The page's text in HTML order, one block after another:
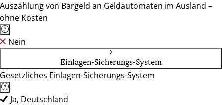
Auszahlung von Bargeld an Geldautomaten im Ausland –
ohne Kosten
Nein
Einlagen-Sicherungs-System
Gesetzliches Einlagen-Sicherungs-System
Ja, Deutschland